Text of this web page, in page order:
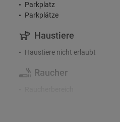
Parkplatz
Parkplätze
Haustiere
Haustiere nicht erlaubt
Raucher